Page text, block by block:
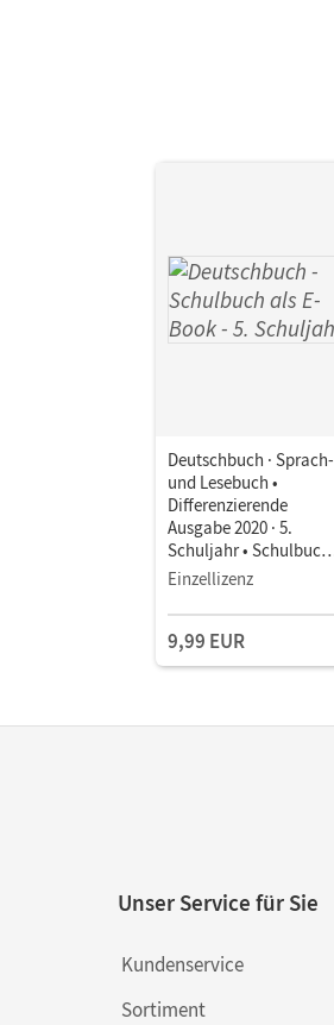
Deutschbuch · Sprach-
und Lesebuch •
Differenzierende
Ausgabe 2020 · 5.
Schuljahr • Schulbuch
als E-Book Mit Medien
Einzellizenz
9,99 EUR
Unser Service für Sie
Kundenservice
Sortiment